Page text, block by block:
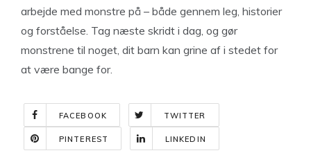
arbejde med monstre på – både gennem leg, historier
og forståelse. Tag næste skridt i dag, og gør
monstrene til noget, dit barn kan grine af i stedet for
at være bange for.
FACEBOOK TWITTER
PINTEREST LINKEDIN